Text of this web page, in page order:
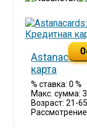
карта
% ставка: 0 %
Макс. сумма: 3
Возраст: 21-